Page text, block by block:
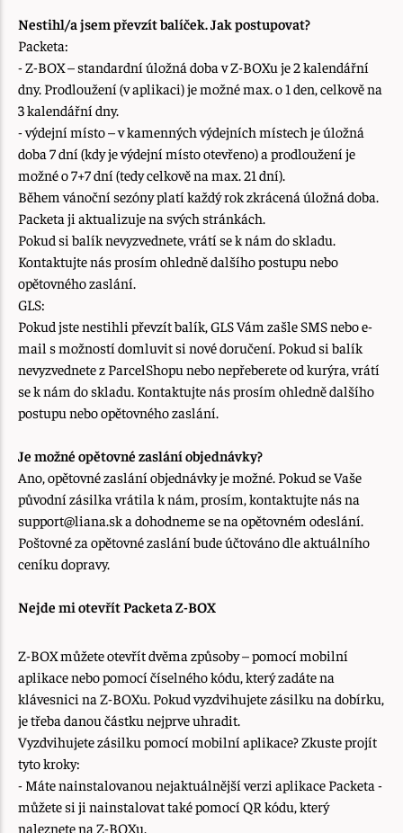
Nestihl/a jsem převzít balíček. Jak postupovat?
Packeta:
- Z-BOX – standardní úložná doba v Z-BOXu je 2 kalendářní
dny. Prodloužení (v aplikaci) je možné max. o 1 den, celkově na
3 kalendářní dny.
- výdejní místo – v kamenných výdejních místech je úložná
doba 7 dní (kdy je výdejní místo otevřeno) a prodloužení je
možné o 7+7 dní (tedy celkově na max. 21 dní).
Během vánoční sezóny platí každý rok zkrácená úložná doba.
Packeta ji aktualizuje na svých stránkách.
Pokud si balík nevyzvednete, vrátí se k nám do skladu.
Kontaktujte nás prosím ohledně dalšího postupu nebo
opětovného zaslání.
GLS:
Pokud jste nestihli převzít balík, GLS Vám zašle SMS nebo e-
mail s možností domluvit si nové doručení. Pokud si balík
nevyzvednete z ParcelShopu nebo nepřeberete od kurýra, vrátí
se k nám do skladu. Kontaktujte nás prosím ohledně dalšího
postupu nebo opětovného zaslání.
Je možné opětovné zaslání objednávky?
Ano, opětovné zaslání objednávky je možné. Pokud se Vaše
původní zásilka vrátila k nám, prosím, kontaktujte nás na
support@liana.sk a dohodneme se na opětovném odeslání.
Poštovné za opětovné zaslání bude účtováno dle aktuálního
ceníku dopravy.
Nejde mi otevřít Packeta Z-BOX
Z-BOX můžete otevřít dvěma způsoby – pomocí mobilní
aplikace nebo pomocí číselného kódu, který zadáte na
klávesnici na Z-BOXu. Pokud vyzdvihujete zásilku na dobírku,
je třeba danou částku nejprve uhradit.
Vyzdvihujete zásilku pomocí mobilní aplikace? Zkuste projít
tyto kroky:
- Máte nainstalovanou nejaktuálnější verzi aplikace Packeta -
můžete si ji nainstalovat také pomocí QR kódu, který
naleznete na Z-BOXu.